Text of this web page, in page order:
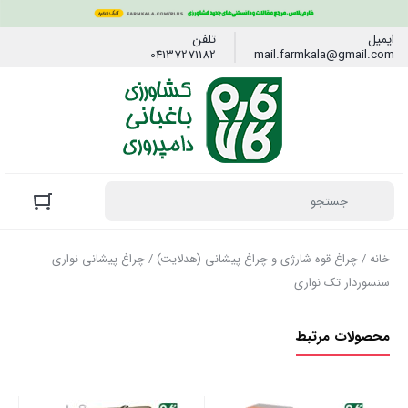
ایمیل
mail.farmkala@gmail.com
تلفن
04137271182
خانه/چراغ قوه شارژی و چراغ پیشانی (هدلایت)
/ چراغ پیشانی نواری
سنسوردار تک نواری
محصولات مرتبط